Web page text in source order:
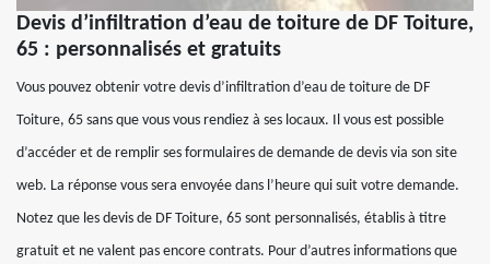
Devis d’infiltration d’eau de toiture de DF Toiture,
65 : personnalisés et gratuits
Vous pouvez obtenir votre devis d’infiltration d’eau de toiture de DF
Toiture, 65 sans que vous vous rendiez à ses locaux. Il vous est possible
d’accéder et de remplir ses formulaires de demande de devis via son site
web. La réponse vous sera envoyée dans l’heure qui suit votre demande.
Notez que les devis de DF Toiture, 65 sont personnalisés, établis à titre
gratuit et ne valent pas encore contrats. Pour d’autres informations que